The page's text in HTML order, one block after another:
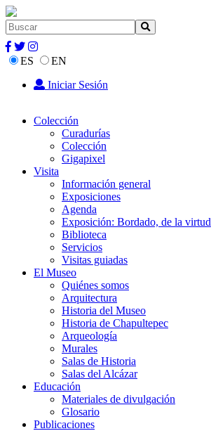
ES
EN
Iniciar Sesión
Colección
Curadurías
Colección
Gigapixel
Visita
Información general
Exposiciones
Agenda
Exposición: Bordado, de la virtud
Biblioteca
Servicios
Visitas guiadas
El Museo
Quiénes somos
Arquitectura
Historia del Museo
Historia de Chapultepec
Arqueología
Murales
Salas de Historia
Salas del Alcázar
Educación
Materiales de divulgación
Glosario
Publicaciones